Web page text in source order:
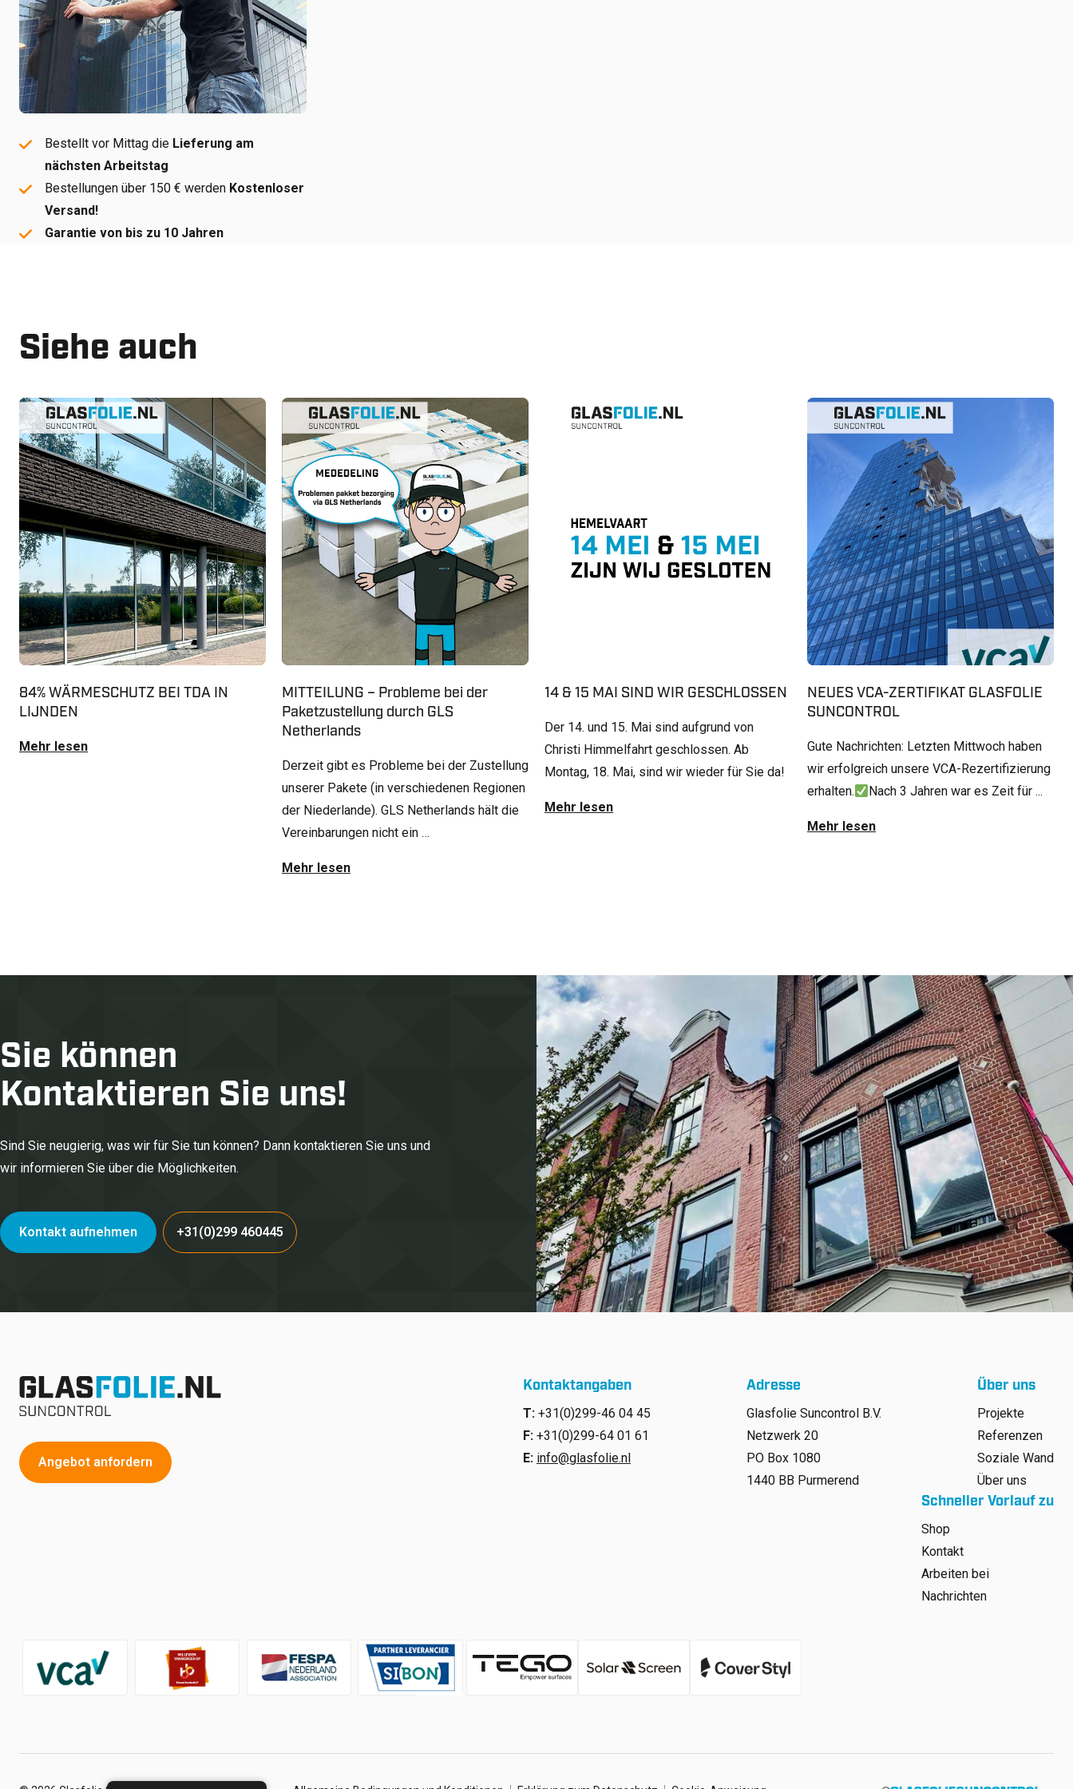
Bestellt vor Mittag die Lieferung am
nächsten Arbeitstag
Bestellungen über 150 € werden Kostenloser
Versand!
Garantie von bis zu 10 Jahren
Siehe auch
84% WÄRMESCHUTZ BEI TDA IN
LIJNDEN
Mehr lesen
MITTEILUNG – Probleme bei der
Paketzustellung durch GLS
Netherlands
Derzeit gibt es Probleme bei der Zustellung
unserer Pakete (in verschiedenen Regionen
der Niederlande). GLS Netherlands hält die
Vereinbarungen nicht ein …
Mehr lesen
14 & 15 MAI SIND WIR GESCHLOSSEN
Der 14. und 15. Mai sind aufgrund von
Christi Himmelfahrt geschlossen. Ab
Montag, 18. Mai, sind wir wieder für Sie da!
Mehr lesen
NEUES VCA-ZERTIFIKAT GLASFOLIE
SUNCONTROL
Gute Nachrichten: Letzten Mittwoch haben
wir erfolgreich unsere VCA-Rezertifizierung
erhalten.
Nach 3 Jahren war es Zeit für ...
Mehr lesen
Sie können
Kontaktieren Sie uns!
Sind Sie neugierig, was wir für Sie tun können? Dann kontaktieren Sie uns und
wir informieren Sie über die Möglichkeiten.
Kontakt aufnehmen +31(0)299 460445
Angebot anfordern
Kontaktangaben
T: +31(0)299-46 04 45
F: +31(0)299-64 01 61
E: info@glasfolie.nl
Adresse
Glasfolie Suncontrol B.V.
Netzwerk 20
PO Box 1080
1440 BB Purmerend
Über uns
Projekte
Referenzen
Soziale Wand
Über uns
Schneller Vorlauf zu
Shop
Kontakt
Arbeiten bei
Nachrichten